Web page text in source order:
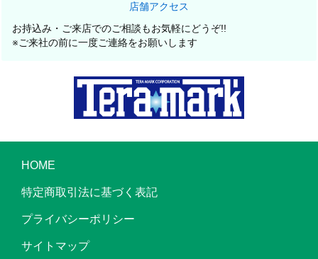
店舗アクセス
お持込み・ご来店でのご相談もお気軽にどうぞ!!
※ご来社の前に一度ご連絡をお願いします
HOME
特定商取引法に基づく表記
プライバシーポリシー
サイトマップ